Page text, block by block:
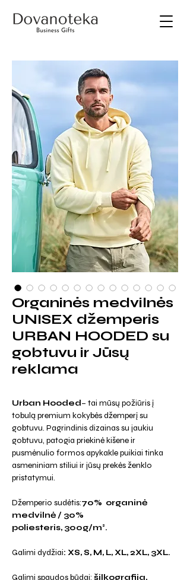
Organinės medvilnės
UNISEX džemperis
URBAN HOODED su
gobtuvu ir Jūsų
reklama
Urban Hooded– tai mūsų požiūris į
tobulą premium kokybės džemperį su
gobtuvu. Pagrindinis dizainas su jaukiu
gobtuvu, patogia priekinė kišene ir
pusmėnulio formos apykakle puikiai tinka
asmeniniam stiliui ir jūsų prekės ženklo
pristatymui.
Džemperio sudėtis:70% organinė
medvilnė / 30%
poliesteris, 300g/m².
Galimi dydžiai: XS, S, M, L, XL, 2XL, 3XL.
Galimi spaudos būdai: šilkografija,